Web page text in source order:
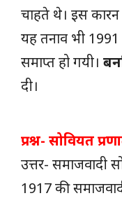
चाहते थे। इस कारन
यह तनाव भी
समाप्त हो गयी।
दी।
प्रश्न- सोवियत
उत्तर- समाजवादी
1917 की